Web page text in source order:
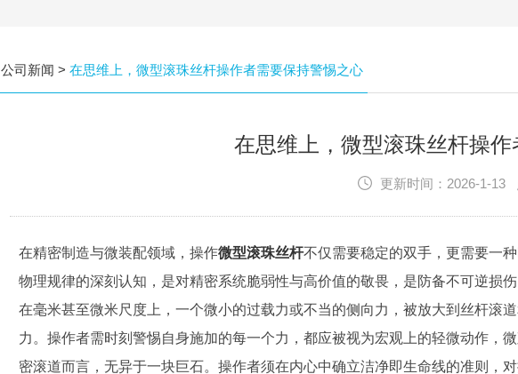
公司新闻 > 在思维上，微型滚珠丝杆操作者需要保持警惕之心
在思维上，微型滚珠丝杆操
更新时间：2026-1-13
在精密制造与微装配领域，操作微型滚珠丝杆不仅需要稳定的双手，更需要一
物理规律的深刻认知，是对精密系统脆弱性与高价值的敬畏，是防备不可逆损
在毫米甚至微米尺度上，一个微小的过载力或不当的侧向力，被放大到丝杆滚
力。操作者需时刻警惕自身施加的每一个力，都应被视为宏观上的轻微动作，
密滚道而言，无异于一块巨石。操作者须在内心中确立洁净即生命线的准则，